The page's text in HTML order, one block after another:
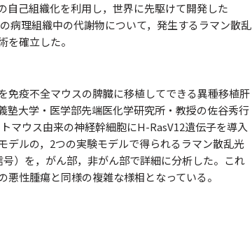
自己組織化を利用し，世界に先駆けて開発した
病理組織中の代謝物について，発生するラマン散乱
確立した。
免疫不全マウスの脾臓に移植してできる異種移植肝
塾大学・医学部先端医化学研究所・教授の佐谷秀行
マウス由来の神経幹細胞にH-RasV12遺伝子を導入
デルの，2つの実験モデルで得られるラマン散乱光
）を，がん部，非がん部で詳細に分析した。これ
性腫瘍と同様の複雑な様相となっている。